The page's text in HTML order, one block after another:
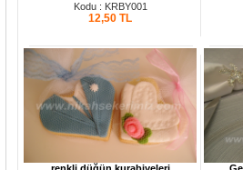
Kodu : KRBY001
12,50 TL